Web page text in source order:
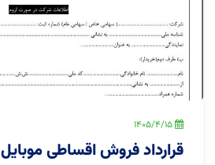
1405/4/15
قرارداد فروش اقساطی موبایل